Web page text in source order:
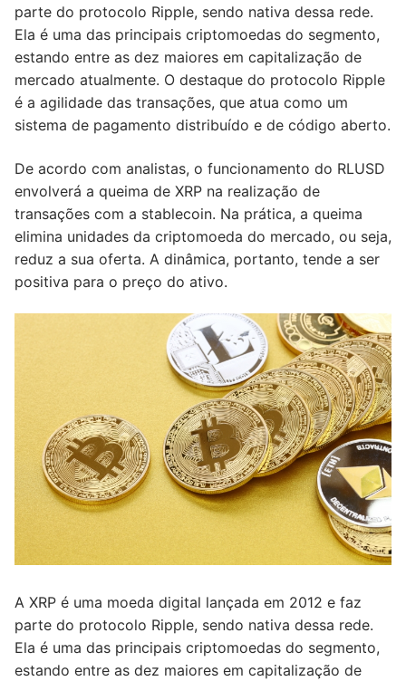
parte do protocolo Ripple, sendo nativa dessa rede.
Ela é uma das principais criptomoedas do segmento,
estando entre as dez maiores em capitalização de
mercado atualmente. O destaque do protocolo Ripple
é a agilidade das transações, que atua como um
sistema de pagamento distribuído e de código aberto.
De acordo com analistas, o funcionamento do RLUSD
envolverá a queima de XRP na realização de
transações com a stablecoin. Na prática, a queima
elimina unidades da criptomoeda do mercado, ou seja,
reduz a sua oferta. A dinâmica, portanto, tende a ser
positiva para o preço do ativo.
A XRP é uma moeda digital lançada em 2012 e faz
parte do protocolo Ripple, sendo nativa dessa rede.
Ela é uma das principais criptomoedas do segmento,
estando entre as dez maiores em capitalização de